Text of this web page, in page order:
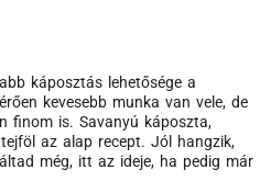
káposztás lehetősége a
kevesebb munka van vele, de
finom is. Savanyú káposzta,
az alap recept. Jól hangzik,
még, itt az ideje, ha pedig már